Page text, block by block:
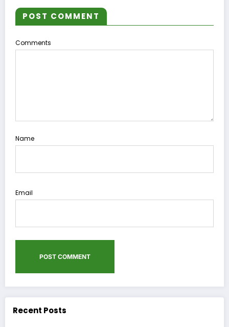
POST COMMENT
Comments
Name
Email
Recent Posts